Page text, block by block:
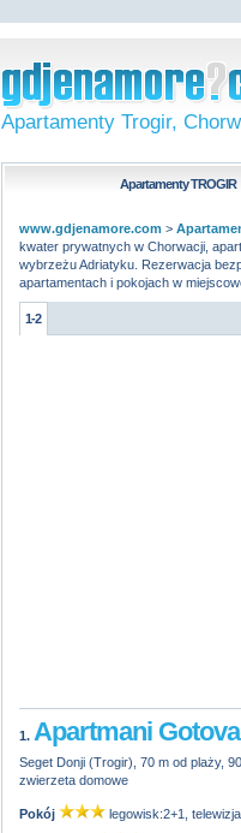
Apartamenty Trogir,
ApartamentyTROGIR
www.gdjenamore.com >
kwater prywatnych w Chorwacji,
wybrzeżu Adriatyku. Rezerwacja
apartamentach i pokojach w
1-2
1. Apartmani
Seget Donji (Trogir), 70 m od plaży,
zwierzeta domowe
Pokój
legowisk:2+1,